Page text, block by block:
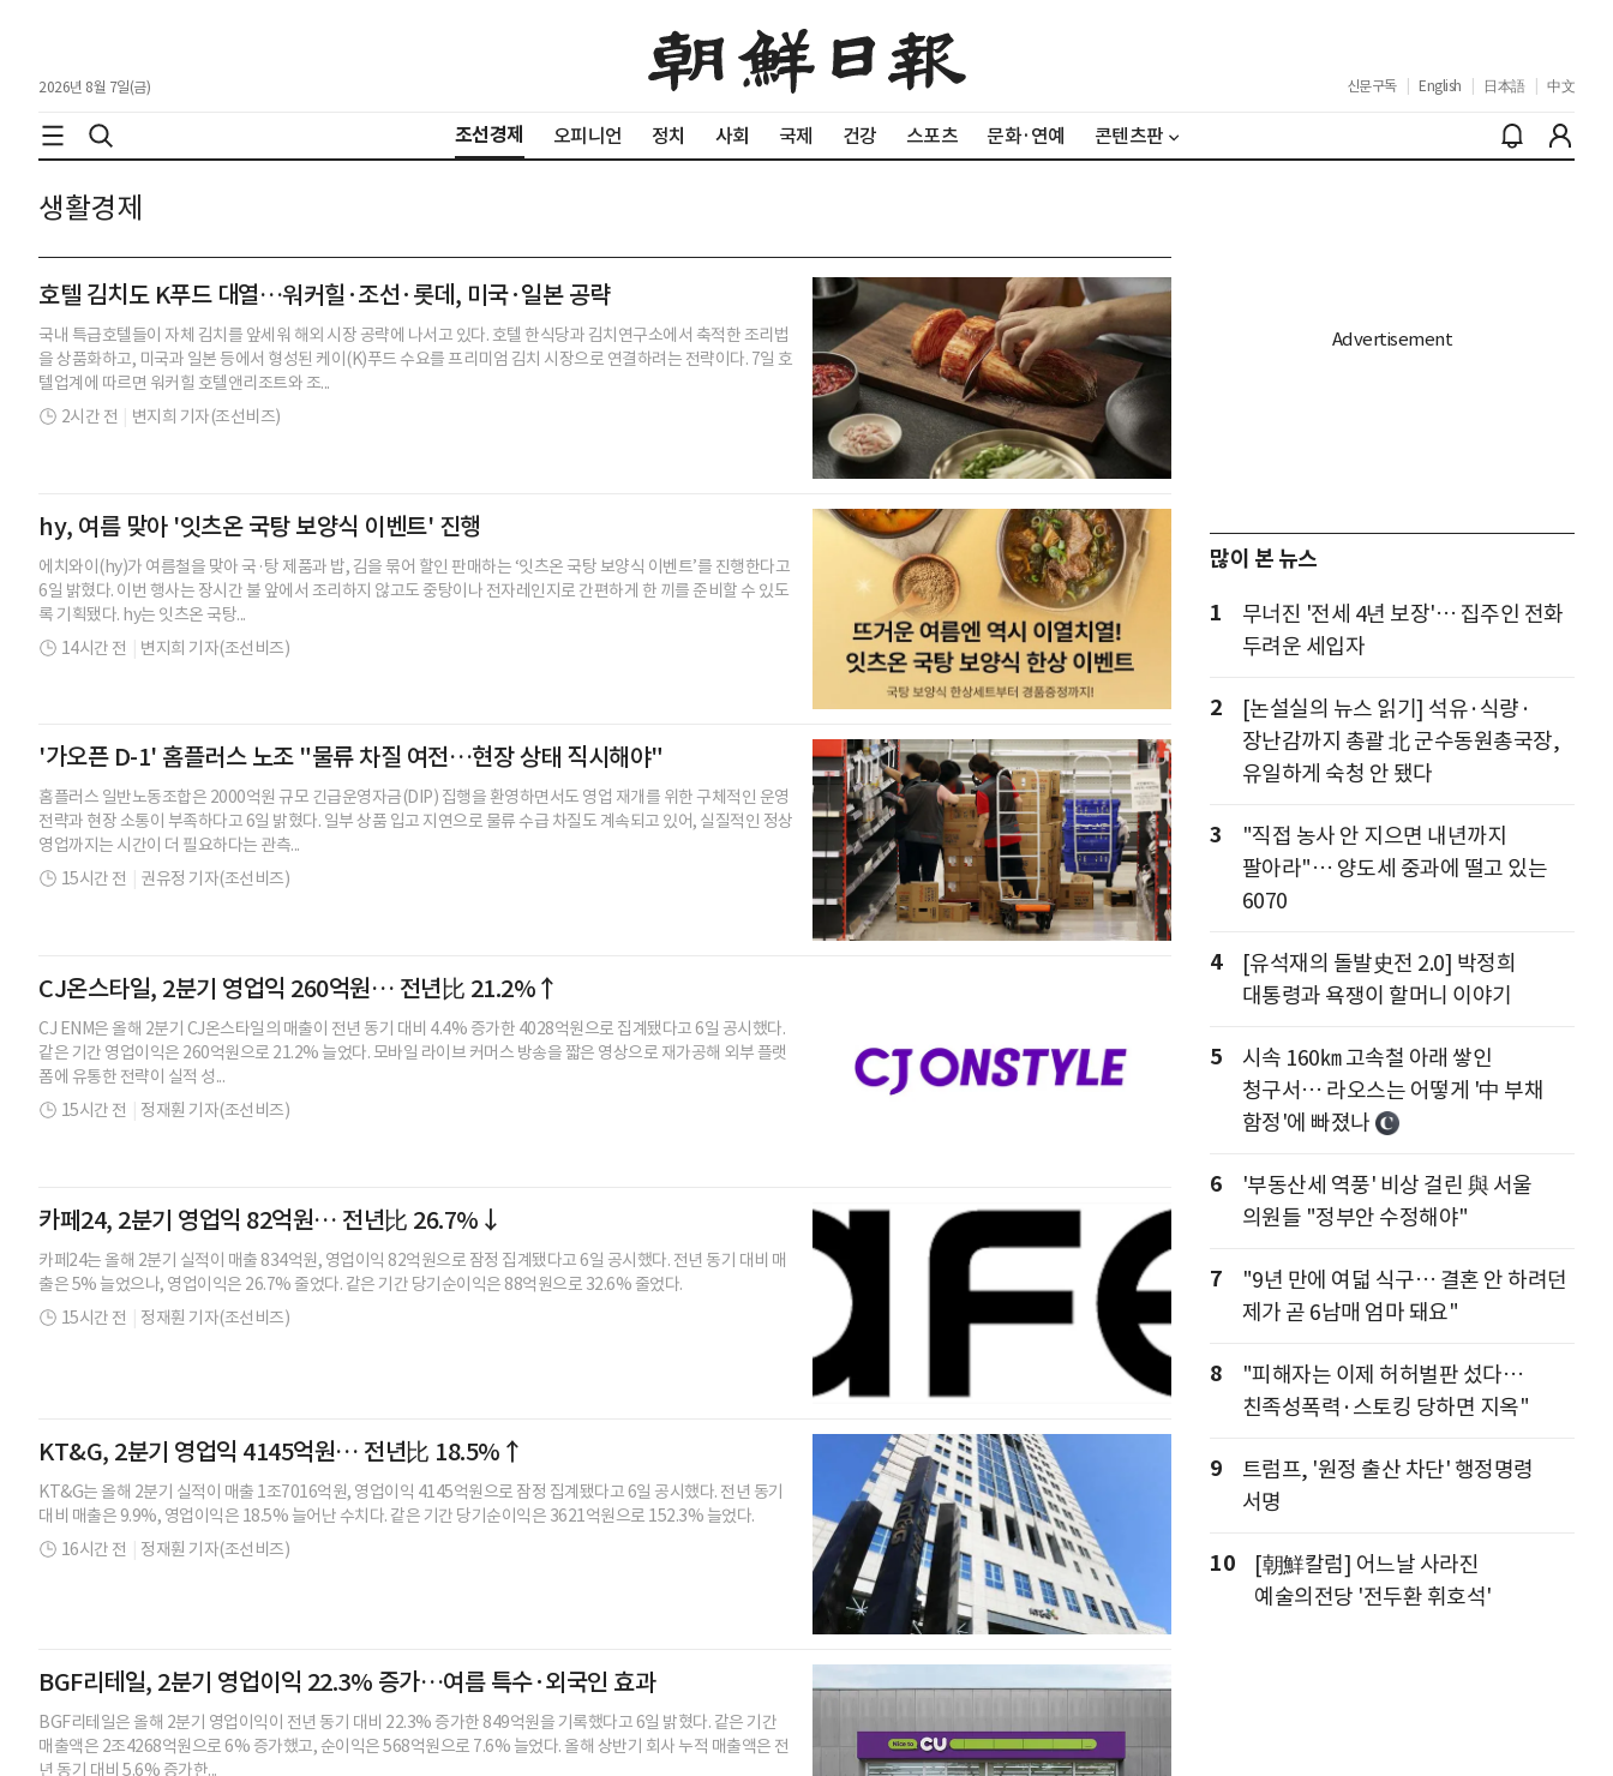
2026년 8월 7일(금) 신문구독 English 日本語 中文
조선경제 오피니언 정치 사회 국제 건강 스포츠 문화·연예 콘텐츠판
생활경제
호텔 김치도 K푸드 대열…워커힐·조선·롯데, 미국·일본 공략
국내 특급호텔들이 자체 김치를 앞세워 해외 시장 공략에 나서고 있다. 호텔 한식당과 김치연구소에서 축적한 조리법
을 상품화하고, 미국과 일본 등에서 형성된 케이(K)푸드 수요를 프리미엄 김치 시장으로 연결하려는 전략이다. 7일 호
텔업계에 따르면 워커힐 호텔앤리조트와 조...
2시간 전
변지희 기자(조선비즈)
hy, 여름 맞아 '잇츠온 국탕 보양식 이벤트' 진행
에치와이(hy)가 여름철을 맞아 국·탕 제품과 밥, 김을 묶어 할인 판매하는 ‘잇츠온 국탕 보양식 이벤트’를 진행한다고
6일 밝혔다. 이번 행사는 장시간 불 앞에서 조리하지 않고도 중탕이나 전자레인지로 간편하게 한 끼를 준비할 수 있도
록 기획됐다. hy는 잇츠온 국탕...
14시간 전
변지희 기자(조선비즈)
'가오픈 D-1' 홈플러스 노조 "물류 차질 여전…현장 상태 직시해야"
홈플러스 일반노동조합은 2000억원 규모 긴급운영자금(DIP) 집행을 환영하면서도 영업 재개를 위한 구체적인 운영
전략과 현장 소통이 부족하다고 6일 밝혔다. 일부 상품 입고 지연으로 물류 수급 차질도 계속되고 있어, 실질적인 정상
영업까지는 시간이 더 필요하다는 관측...
15시간 전
권유정 기자(조선비즈)
CJ온스타일, 2분기 영업익 260억원… 전년比 21.2%↑
CJ ENM은 올해 2분기 CJ온스타일의 매출이 전년 동기 대비 4.4% 증가한 4028억원으로 집계됐다고 6일 공시했다.
같은 기간 영업이익은 260억원으로 21.2% 늘었다. 모바일 라이브 커머스 방송을 짧은 영상으로 재가공해 외부 플랫
폼에 유통한 전략이 실적 성...
15시간 전
정재훤 기자(조선비즈)
카페24, 2분기 영업익 82억원… 전년比 26.7%↓
카페24는 올해 2분기 실적이 매출 834억원, 영업이익 82억원으로 잠정 집계됐다고 6일 공시했다. 전년 동기 대비 매
출은 5% 늘었으나, 영업이익은 26.7% 줄었다. 같은 기간 당기순이익은 88억원으로 32.6% 줄었다.
15시간 전
정재훤 기자(조선비즈)
KT&G, 2분기 영업익 4145억원… 전년比 18.5%↑
KT&G는 올해 2분기 실적이 매출 1조7016억원, 영업이익 4145억원으로 잠정 집계됐다고 6일 공시했다. 전년 동기
대비 매출은 9.9%, 영업이익은 18.5% 늘어난 수치다. 같은 기간 당기순이익은 3621억원으로 152.3% 늘었다.
16시간 전
정재훤 기자(조선비즈)
BGF리테일, 2분기 영업이익 22.3% 증가…여름 특수·외국인 효과
BGF리테일은 올해 2분기 영업이익이 전년 동기 대비 22.3% 증가한 849억원을 기록했다고 6일 밝혔다. 같은 기간
매출액은 2조4268억원으로 6% 증가했고, 순이익은 568억원으로 7.6% 늘었다. 올해 상반기 회사 누적 매출액은 전
년 동기 대비 5.6% 증가한...
많이 본 뉴스
1
무너진 '전세 4년 보장'… 집주인 전화
두려운 세입자
2
[논설실의 뉴스 읽기] 석유·식량·
장난감까지 총괄 北 군수동원총국장,
유일하게 숙청 안 됐다
3
"직접 농사 안 지으면 내년까지
팔아라"… 양도세 중과에 떨고 있는
6070
4
[유석재의 돌발史전 2.0] 박정희
대통령과 욕쟁이 할머니 이야기
5
시속 160㎞ 고속철 아래 쌓인
청구서… 라오스는 어떻게 '中 부채
함정'에 빠졌나
6
'부동산세 역풍' 비상 걸린 與 서울
의원들 "정부안 수정해야"
7
"9년 만에 여덟 식구… 결혼 안 하려던
제가 곧 6남매 엄마 돼요"
8
"피해자는 이제 허허벌판 섰다…
친족성폭력·스토킹 당하면 지옥"
9
트럼프, '원정 출산 차단' 행정명령
서명
10
[朝鮮칼럼] 어느날 사라진
예술의전당 '전두환 휘호석'